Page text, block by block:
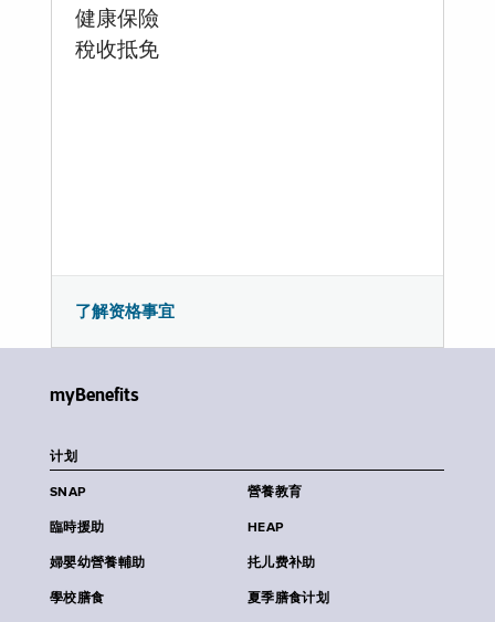
健康保險
稅收抵免
了解资格事宜
myBenefits
计划
SNAP 營養教育
臨時援助 HEAP
婦嬰幼營養輔助 扥儿费补助
學校膳食 夏季膳食计划